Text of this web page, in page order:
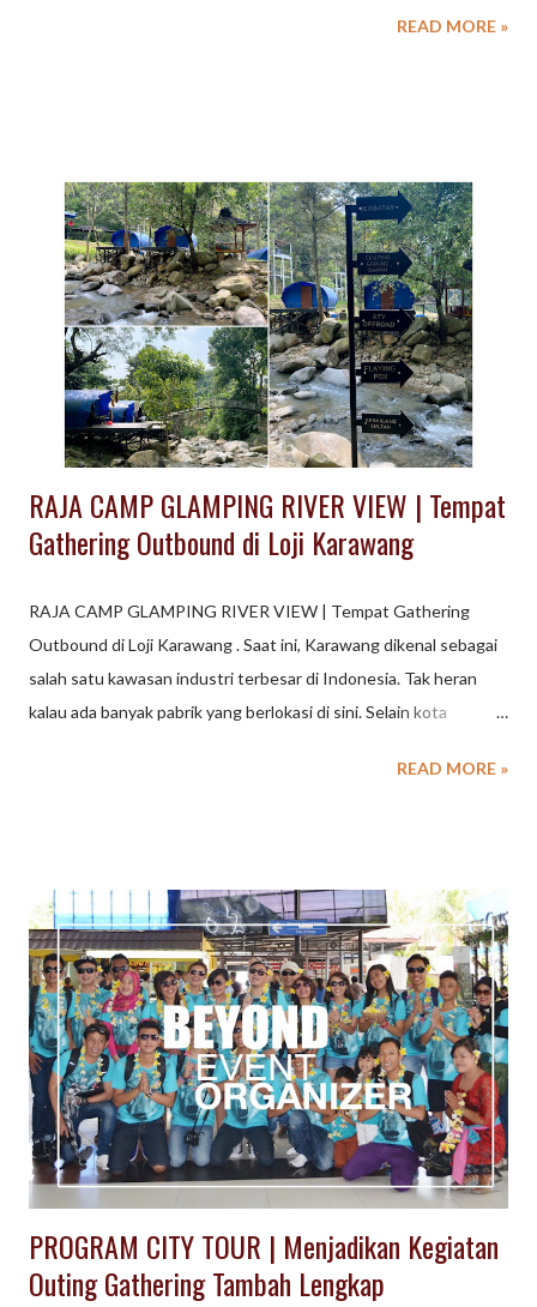
suasana seru, menyenangkan dan mengadung nilai - nilai
peserta . Kegiatan outbound yang dikemas di tengah
perkampungan penduduk dengan ragam aktiftas seperti :
berkebun, memandikan sapi, perah sapi, memasak, tangkap ikan,
belajar tari, belajar kendang, dsb; akan menjadi komponen
kegiatan TEAM BUILDING yang menarik dengan kemasan
konsep kami. Aktifitas Outbound Wisata Kampung di Lembang
Bandung ini cocok untuk kegiatan : - Company Gathering -
Family Gathering - ...
READ MORE »
RAJA CAMP GLAMPING RIVER VIEW | Tempat
Gathering Outbound di Loji Karawang
RAJA CAMP GLAMPING RIVER VIEW | Tempat Gathering
Outbound di Loji Karawang . Saat ini, Karawang dikenal sebagai
salah satu kawasan industri terbesar di Indonesia. Tak heran
kalau ada banyak pabrik yang berlokasi di sini. Selain kota
menjadi pilihan destinasi outing, outbound, gathering di Jawa
kegiatan tersebut antara lain: Pantai Tanjung Pakis: Pantai ini
menawarkan suasana pantai yang tenang dengan pemandangan
yang indah. Cocok untuk kegiatan santai seperti piknik atau
sekadar menikmati pemandangan laut. Situ Cipule: Situ atau
danau buatan ini memiliki pemandangan yang asri dan tenang.
Cocok untuk kegiatan outbound yang membutuhkan suasana
alam yang menenangkan. Kampung Sawah Karawang: Kampung
Sawah menawarkan suasana pedesaan ...
READ MORE »
PROGRAM CITY TOUR | Menjadikan Kegiatan
Outing Gathering Tambah Lengkap